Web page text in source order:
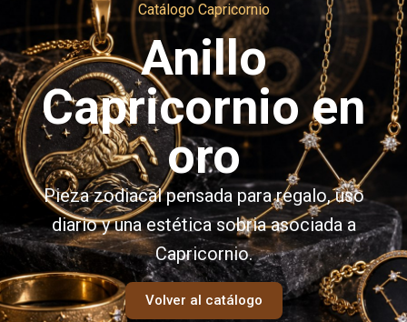
Catálogo Capricornio
Anillo
Capricornio en
oro
Pieza zodiacal pensada para regalo, uso
diario y una estética sobria asociada a
Capricornio.
Volver al catálogo